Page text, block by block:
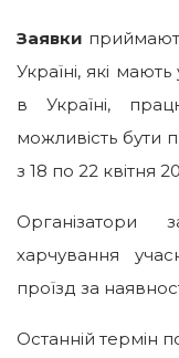
Заявки
Україні, які
в Україні,
можливість бути
з 18 по 22 квітня
Організатори
харчування
проїзд за
Останній термін